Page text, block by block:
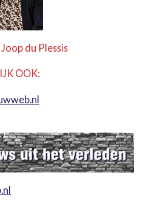
du Plessis
OOK: